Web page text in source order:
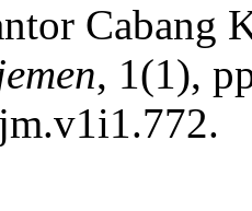
Cabang
, 1(1),